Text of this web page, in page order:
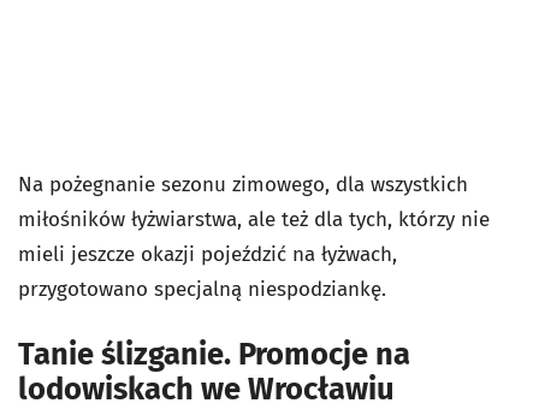
Na pożegnanie sezonu zimowego, dla wszystkich
miłośników łyżwiarstwa, ale też dla tych, którzy nie
mieli jeszcze okazji pojeździć na łyżwach,
przygotowano specjalną niespodziankę.
Tanie ślizganie. Promocje na
lodowiskach we Wrocławiu